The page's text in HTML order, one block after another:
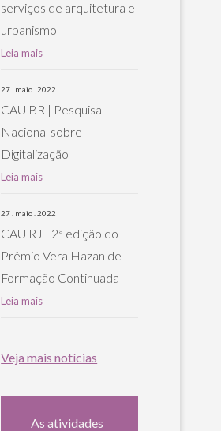
serviços de arquitetura e
urbanismo
Leia mais
27 . maio . 2022
CAU BR | Pesquisa
Nacional sobre
Digitalização
Leia mais
27 . maio . 2022
CAU RJ | 2ª edição do
Prêmio Vera Hazan de
Formação Continuada
Leia mais
Veja mais notícias
As atividades